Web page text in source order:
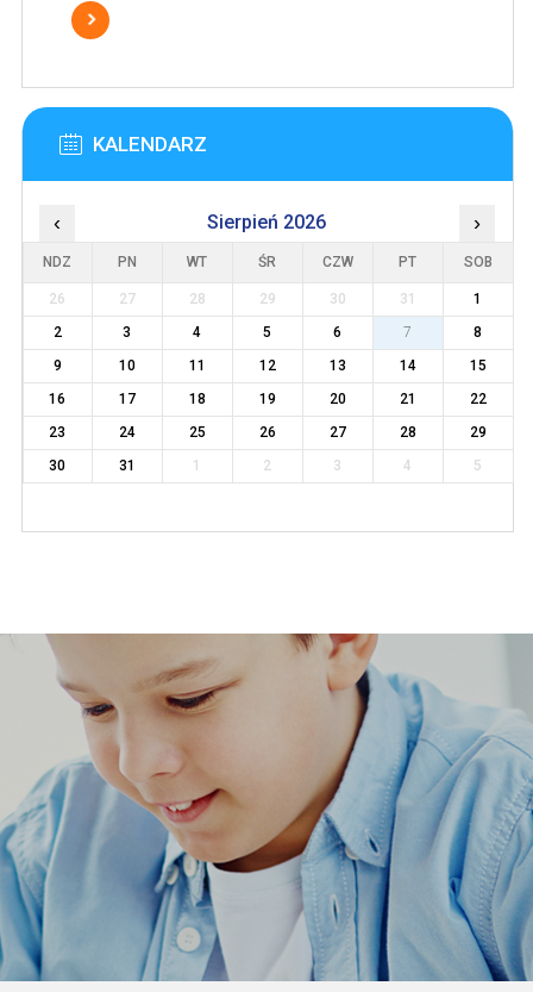
KALENDARZ
‹ Sierpień 2026 ›
NDZ PN WT ŚR CZW PT SOB
26 27 28 29 30 31
1
2
3 4 5 6 7
8
9
10 11 12 13 14
15
16
17 18 19 20 21
22
23
24 25 26 27 28
29
30
31 1 2 3 4 5